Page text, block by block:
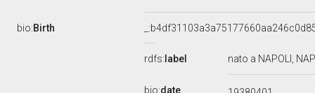
bio:Birth
rdfs: label nato a NAPOLI,
bio:date